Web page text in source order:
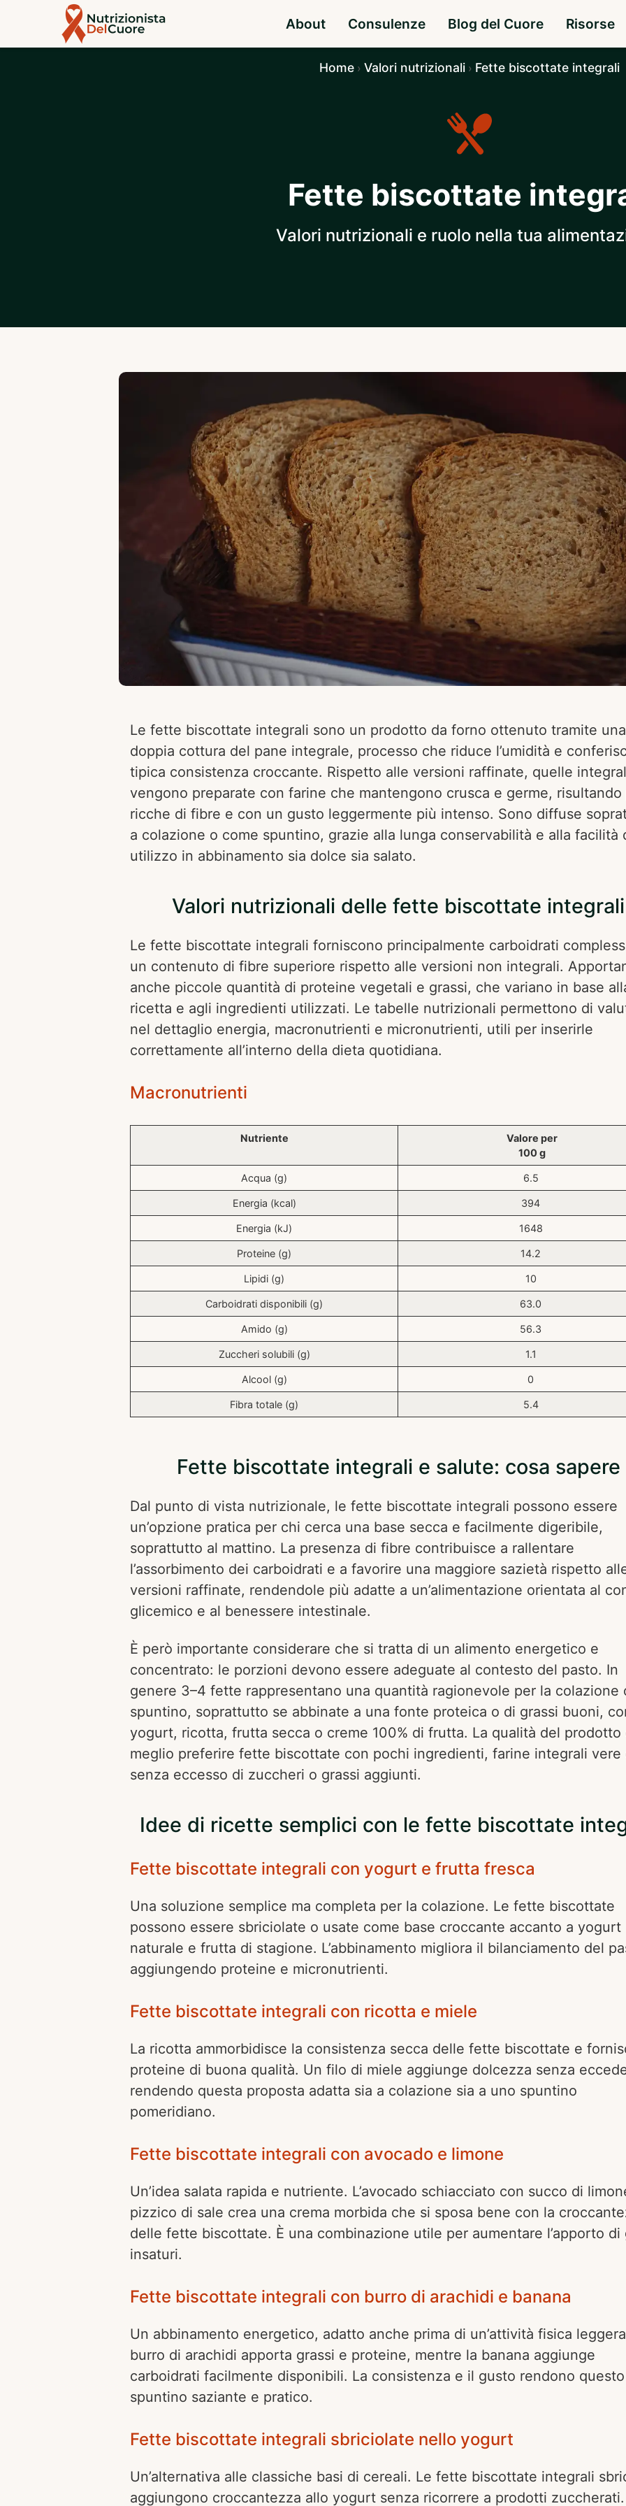
About Consulenze Blog del Cuore Risorse
Home › Valori nutrizionali › Fette biscottate integrali
Fette biscottate
Valori nutrizionali e ruolo nella tua
Le fette biscottate integrali sono un prodotto da forno ottenuto tramite una
doppia cottura del pane integrale, processo che riduce l’umidità e
tipica consistenza croccante. Rispetto alle versioni raffinate, quelle
vengono preparate con farine che mantengono crusca e germe, risultando
ricche di fibre e con un gusto leggermente più intenso. Sono diffuse
a colazione o come spuntino, grazie alla lunga conservabilità e alla facilità
utilizzo in abbinamento sia dolce sia salato.
Valori nutrizionali delle fette biscottate integrali
Le fette biscottate integrali forniscono principalmente carboidrati
un contenuto di fibre superiore rispetto alle versioni non integrali.
anche piccole quantità di proteine vegetali e grassi, che variano in base
ricetta e agli ingredienti utilizzati. Le tabelle nutrizionali permettono di
nel dettaglio energia, macronutrienti e micronutrienti, utili per inserirle
correttamente all’interno della dieta quotidiana.
Macronutrienti
Nutriente
Valore per
100 g
Acqua (g) 6.5
Energia (kcal) 394
Energia (kJ) 1648
Proteine (g) 14.2
Lipidi (g) 10
Carboidrati disponibili (g) 63.0
Amido (g) 56.3
Zuccheri solubili (g) 1.1
Alcool (g) 0
Fibra totale (g) 5.4
Fette biscottate integrali e salute: cosa sapere
Dal punto di vista nutrizionale, le fette biscottate integrali possono essere
un’opzione pratica per chi cerca una base secca e facilmente digeribile,
soprattutto al mattino. La presenza di fibre contribuisce a rallentare
l’assorbimento dei carboidrati e a favorire una maggiore sazietà rispetto
versioni raffinate, rendendole più adatte a un’alimentazione orientata al
glicemico e al benessere intestinale.
È però importante considerare che si tratta di un alimento energetico e
concentrato: le porzioni devono essere adeguate al contesto del pasto. In
genere 3–4 fette rappresentano una quantità ragionevole per la colazione
spuntino, soprattutto se abbinate a una fonte proteica o di grassi buoni,
yogurt, ricotta, frutta secca o creme 100% di frutta. La qualità del prodotto
meglio preferire fette biscottate con pochi ingredienti, farine integrali vere
senza eccesso di zuccheri o grassi aggiunti.
Idee di ricette semplici con le fette biscottate
Fette biscottate integrali con yogurt e frutta fresca
Una soluzione semplice ma completa per la colazione. Le fette biscottate
possono essere sbriciolate o usate come base croccante accanto a yogurt
naturale e frutta di stagione. L’abbinamento migliora il bilanciamento del
aggiungendo proteine e micronutrienti.
Fette biscottate integrali con ricotta e miele
La ricotta ammorbidisce la consistenza secca delle fette biscottate e
proteine di buona qualità. Un filo di miele aggiunge dolcezza senza
rendendo questa proposta adatta sia a colazione sia a uno spuntino
pomeridiano.
Fette biscottate integrali con avocado e limone
Un’idea salata rapida e nutriente. L’avocado schiacciato con succo di
pizzico di sale crea una crema morbida che si sposa bene con la
delle fette biscottate. È una combinazione utile per aumentare l’apporto di
insaturi.
Fette biscottate integrali con burro di arachidi e banana
Un abbinamento energetico, adatto anche prima di un’attività fisica
burro di arachidi apporta grassi e proteine, mentre la banana aggiunge
carboidrati facilmente disponibili. La consistenza e il gusto rendono questo
spuntino saziante e pratico.
Fette biscottate integrali sbriciolate nello yogurt
Un’alternativa alle classiche basi di cereali. Le fette biscottate integrali
aggiungono croccantezza allo yogurt senza ricorrere a prodotti zuccherati.